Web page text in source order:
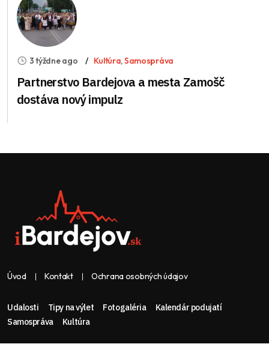
3 týždne ago Kultúra,Samospráva
Partnerstvo Bardejova a mesta Zamošč
dostáva nový impulz
Úvod Kontakt Ochrana osobných údajov
Udalosti Tipy na výlet Fotogaléria
Kalendár podujatí
Samospráva
Kultúra